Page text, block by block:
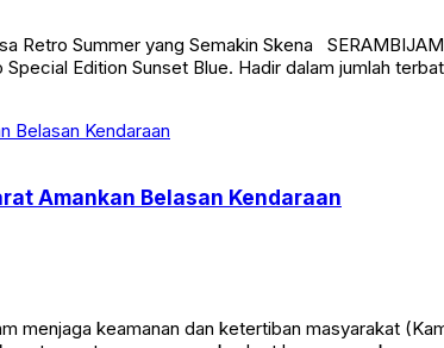
Retro Summer yang Semakin Skena
Edition Sunset Blue. Hadir dalam jumlah
Amankan Belasan Kendaraan
menjaga keamanan dan ketertiban masyarakat